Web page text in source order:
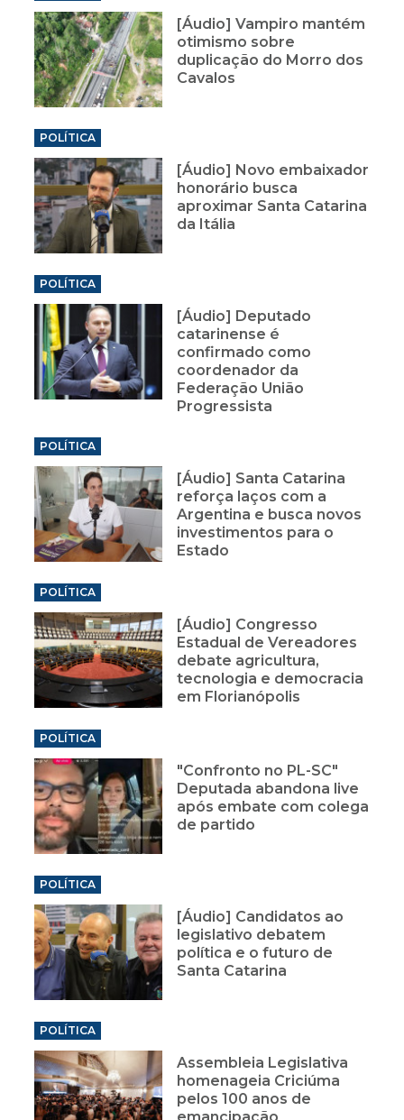
[Áudio] Vampiro mantém
otimismo sobre
duplicação do Morro dos
Cavalos
POLÍTICA
[Áudio] Novo embaixador
honorário busca
aproximar Santa Catarina
da Itália
POLÍTICA
[Áudio] Deputado
catarinense é
confirmado como
coordenador da
Federação União
Progressista
POLÍTICA
[Áudio] Santa Catarina
reforça laços com a
Argentina e busca novos
investimentos para o
Estado
POLÍTICA
[Áudio] Congresso
Estadual de Vereadores
debate agricultura,
tecnologia e democracia
em Florianópolis
POLÍTICA
"Confronto no PL-SC"
Deputada abandona live
após embate com colega
de partido
POLÍTICA
[Áudio] Candidatos ao
legislativo debatem
política e o futuro de
Santa Catarina
POLÍTICA
Assembleia Legislativa
homenageia Criciúma
pelos 100 anos de